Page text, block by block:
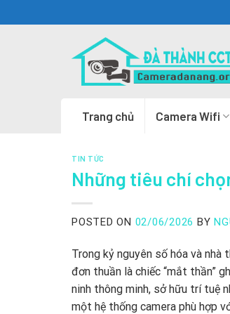
to
Trang chủ Camera Wifi
TIN TỨC
Những tiêu chí
POSTED ON 02/06/2026 BY
Trong kỷ nguyên số hóa và nhà
đơn thuần là chiếc “mắt thần”
ninh thông minh, sở hữu trí tuệ
một hệ thống camera phù hợp